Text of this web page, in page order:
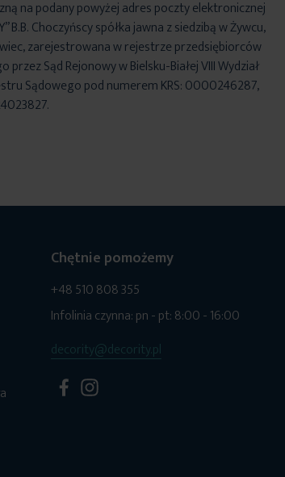
na podany powyżej adres poczty elektronicznej
B.B. Choczyńscy spółka jawna z siedzibą w Żywcu,
zarejestrowana w rejestrze przedsiębiorców
Sąd Rejonowy w Bielsku-Białej VIII Wydział
Sądowego pod numerem KRS: 0000246287,
Chętnie pomożemy
+48 510 808 355
Infolinia czynna: pn - pt: 8:00 - 16:00
decority@decority.pl